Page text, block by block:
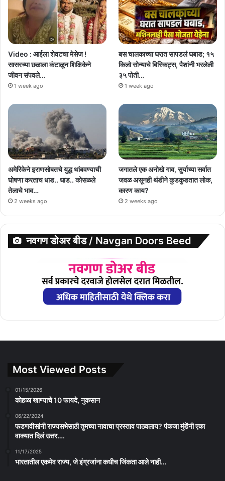
Video : आईला शेवटचा मेसेज !
सासरच्या छळाला कंटाळून शिक्षिकेने
जीवन संपवले…
1 week ago
बस चालकाच्या घरात सापडलं घबाड; १५
किलो सोन्याचे बिस्किट्स, पैशांनी भरलेली
३५ पोती…
1 week ago
अमेरिकेने इराणसोबतचे युद्ध थांबवण्याची
घोषणा करताच धाड.. धाड.. कोसळले
तेलाचे भाव…
2 weeks ago
जगातले एक अनोखे गाव, सुर्याच्या सर्वात
जवळ असूनही थंडीने कुडकुडतात लोक,
कारण काय?
2 weeks ago
नवगण डोअर बीड / Navgan Doors Beed
Most Viewed Posts
01/15/2026
कोहळा खाण्याचे 10 फायदे, नुकसान
06/22/2024
फडणवीसांनी राज्यसभेसाठी तुमच्या नावाचा प्रस्ताव पाठवलाय? पंकजा मुंडेंनी एका
वाक्यात दिलं उत्तर….
11/17/2025
भारतातील एकमेव राज्य, जे इंग्रजांना कधीच जिंकता आले नाही…